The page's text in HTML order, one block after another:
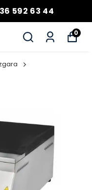
592 63 44
0